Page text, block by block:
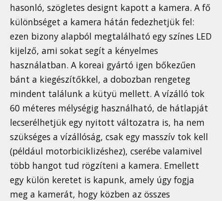
hasonló, szögletes designt kapott a kamera. A fő
különbséget a kamera hátán fedezhetjük fel:
ezen bizony alapból megtalálható egy színes LED
kijelző, ami sokat segít a kényelmes
használatban. A koreai gyártó igen bőkezűen
bánt a kiegészítőkkel, a dobozban rengeteg
mindent találunk a kütyü mellett. A vízálló tok
60 méteres mélységig használható, de hátlapját
lecserélhetjük egy nyitott változatra is, ha nem
szükséges a vízállóság, csak egy masszív tok kell
(például motorbiciklizéshez), cserébe valamivel
több hangot tud rögzíteni a kamera. Emellett
egy külön keretet is kapunk, amely úgy fogja
meg a kamerát, hogy közben az összes